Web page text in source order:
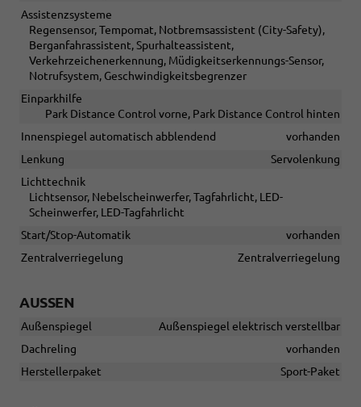
Assistenzsysteme
Regensensor, Tempomat, Notbremsassistent (City-Safety),
Berganfahrassistent, Spurhalteassistent,
Verkehrzeichenerkennung, Müdigkeitserkennungs-Sensor,
Notrufsystem, Geschwindigkeitsbegrenzer
Einparkhilfe
Park Distance Control vorne, Park Distance Control hinten
Innenspiegel automatisch abblendend
vorhanden
Lenkung
Servolenkung
Lichttechnik
Lichtsensor, Nebelscheinwerfer, Tagfahrlicht, LED-
Scheinwerfer, LED-Tagfahrlicht
Start/Stop-Automatik
vorhanden
Zentralverriegelung
Zentralverriegelung
AUSSEN
Außenspiegel
Außenspiegel elektrisch verstellbar
Dachreling
vorhanden
Herstellerpaket
Sport-Paket